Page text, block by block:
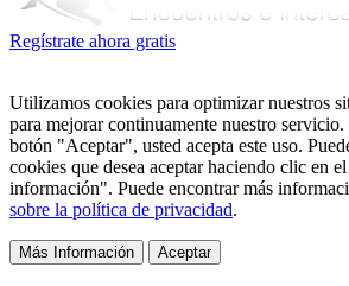
Regístrate ahora gratis
Utilizamos cookies para optimizar nuestros
para mejorar continuamente nuestro
botón "Aceptar", usted acepta este uso.
cookies que desea aceptar haciendo clic en
información". Puede encontrar más
sobre la política de privacidad.
Más Información Aceptar